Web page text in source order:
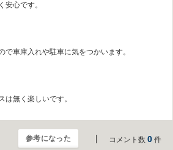
心です。
車庫入れや駐車に気をつかいます。
無く楽しいです。
参考になった コメント数 0 件